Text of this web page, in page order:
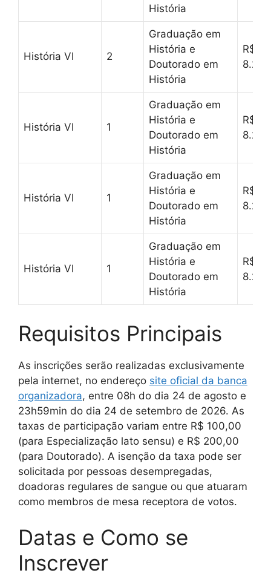
História
História VI 2
Graduação em
História e
Doutorado em
História
R$
História VI 1
Graduação em
História e
Doutorado em
História
R$
História VI 1
Graduação em
História e
Doutorado em
História
R$
História VI 1
Graduação em
História e
Doutorado em
História
R$
Requisitos Principais
As inscrições serão realizadas exclusivamente
pela internet, no endereço site oficial da banca
organizadora, entre 08h do dia 24 de agosto e
23h59min do dia 24 de setembro de 2026. As
taxas de participação variam entre R$ 100,00
(para Especialização lato sensu) e R$ 200,00
(para Doutorado). A isenção da taxa pode ser
solicitada por pessoas desempregadas,
doadoras regulares de sangue ou que atuaram
como membros de mesa receptora de votos.
Datas e Como se
Inscrever